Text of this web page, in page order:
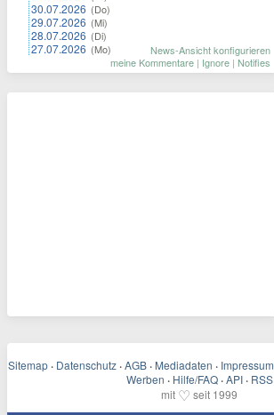
30.07.2026 (Do)
29.07.2026 (Mi)
28.07.2026 (Di)
27.07.2026 (Mo)
News-Ansicht konfigurieren
meine Kommentare | Ignore | Notifies
Sitemap · Datenschutz · AGB · Mediadaten · Impressum
Werben · Hilfe/FAQ · API · RSS
mit ♡ seit 1999